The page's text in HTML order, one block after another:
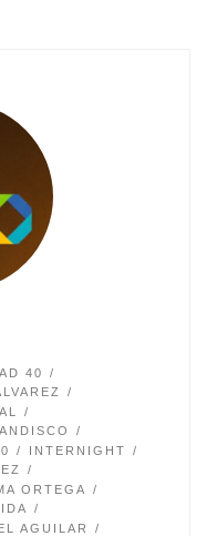
40
INTERNIGHT
ORTEGA
AGUILAR